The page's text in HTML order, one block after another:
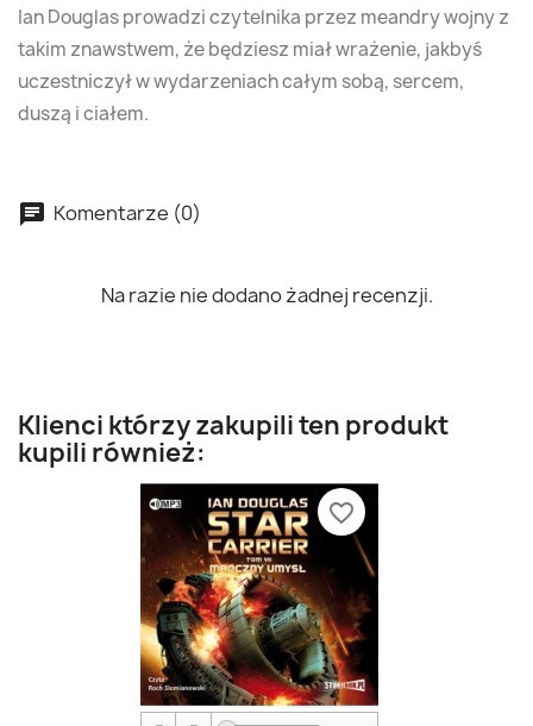
Ian Douglas prowadzi czytelnika przez meandry wojny z
takim znawstwem, że będziesz miał wrażenie, jakbyś
uczestniczył w wydarzeniach całym sobą, sercem,
duszą i ciałem.
Komentarze (0)
Na razie nie dodano żadnej recenzji.
Klienci którzy zakupili ten produkt
kupili również:
favorite_border